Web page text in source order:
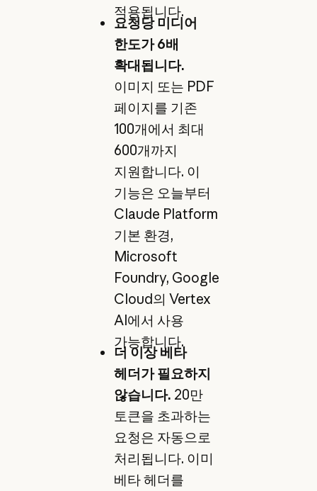
적용됩니다.
요청당 미디어
한도가 6배
확대됩니다.
이미지 또는 PDF
페이지를 기존
100개에서 최대
600개까지
지원합니다. 이
기능은 오늘부터
Claude Platform
기본 환경,
Microsoft
Foundry, Google
Cloud의 Vertex
AI에서 사용
가능합니다.
더 이상 베타
헤더가 필요하지
않습니다. 20만
토큰을 초과하는
요청은 자동으로
처리됩니다. 이미
베타 헤더를